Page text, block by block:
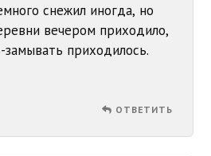
снежил иногда, но
вечером приходило,
приходилось.
ОТВЕТИТЬ